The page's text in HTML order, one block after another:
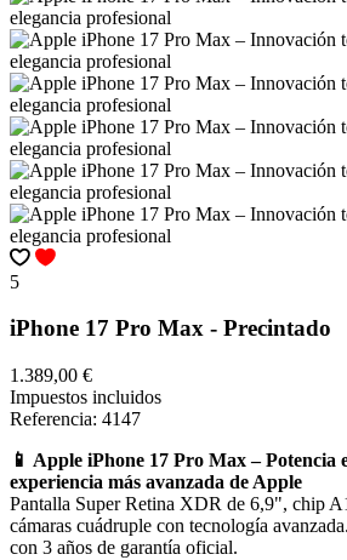
5
iPhone 17 Pro Max - Precintado
1.389,00 €
Impuestos incluidos
Referencia: 4147
📱 Apple iPhone 17 Pro Max – Potencia
experiencia más avanzada de Apple
Pantalla Super Retina XDR de 6,9", chip
cámaras cuádruple con tecnología
con 3 años de garantía oficial.